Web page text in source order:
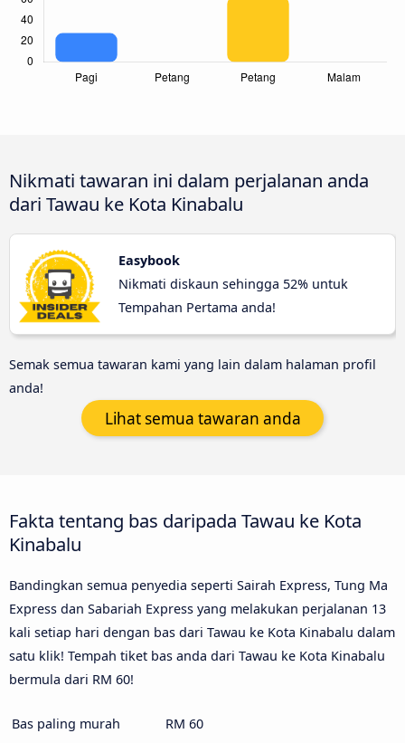
Nikmati tawaran ini dalam perjalanan anda
dari Tawau ke Kota Kinabalu
Easybook
Nikmati diskaun sehingga 52% untuk
Tempahan Pertama anda!
Semak semua tawaran kami yang lain dalam halaman profil
anda!
Lihat semua tawaran anda
Fakta tentang bas daripada Tawau ke Kota
Kinabalu
Bandingkan semua penyedia seperti Sairah Express, Tung Ma
Express dan Sabariah Express yang melakukan perjalanan 13
kali setiap hari dengan bas dari Tawau ke Kota Kinabalu dalam
satu klik! Tempah tiket bas anda dari Tawau ke Kota Kinabalu
bermula dari RM 60!
Bas paling murah
RM 60